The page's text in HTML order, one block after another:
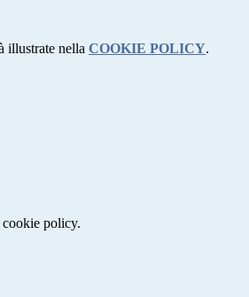
illustrate nella COOKIE POLICY.
cookie policy.